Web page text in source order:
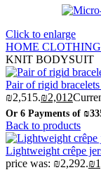
Click to enlarge
HOME CLOTHING
KNIT BODYSUIT
Pair of rigid bracelets
₪2,515.₪2,012
Or 6 Payments of
Back to products
Lightweight crêpe
price was: ₪2,292.₪